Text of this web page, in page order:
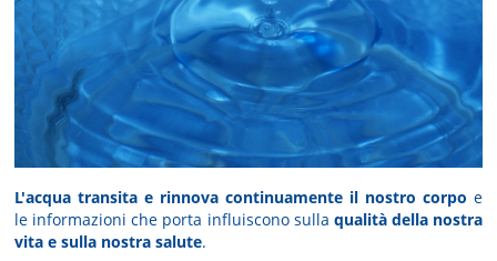
L'acqua transita e rinnova continuamente il nostro corpo e
le informazioni che porta influiscono sulla qualità della nostra
vita e sulla nostra salute.